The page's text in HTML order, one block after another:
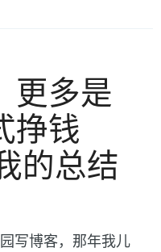
更多是
挣钱
的总结
写博客，那年我儿